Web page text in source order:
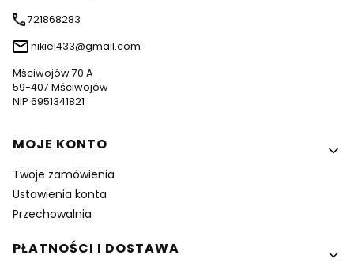
721868283
nikiel433@gmail.com
Mściwojów 70 A
59-407 Mściwojów
NIP 6951341821
Linki w stopce
MOJE KONTO
Twoje zamówienia
Ustawienia konta
Przechowalnia
PŁATNOŚCI I DOSTAWA